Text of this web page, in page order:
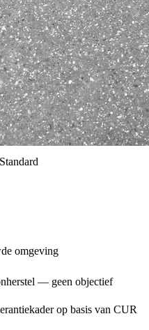
omgeving
— geen objectief
op basis van CUR